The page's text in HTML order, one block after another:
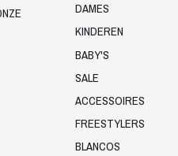
DAMES
KINDEREN
BABY'S
SALE
ACCESSOIRES
FREESTYLERS
BLANCOS